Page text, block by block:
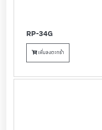
RP-34G
เพิ่มลงตะกร้า